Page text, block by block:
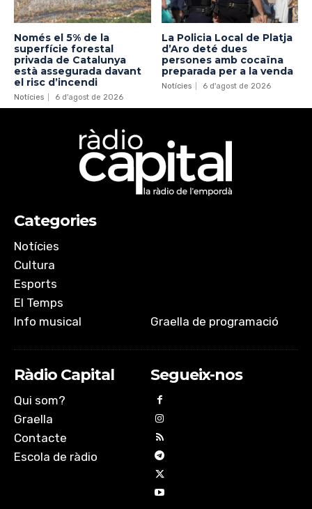
Només el 5% de la
superfície forestal
privada de Catalunya
està assegurada davant
el risc d’incendi
Notícies 6 d'agost de 2026
La Policia Local de Platja
d’Aro deté dues
persones amb cocaïna
preparada per a la venda
Notícies 6 d'agost de 2026
Categories
Notícies
Cultura
Esports
El Temps
Info musical
Graella de programació
Ràdio Capital
Qui som?
Graella
Contacte
Escola de ràdio
Segueix-nos